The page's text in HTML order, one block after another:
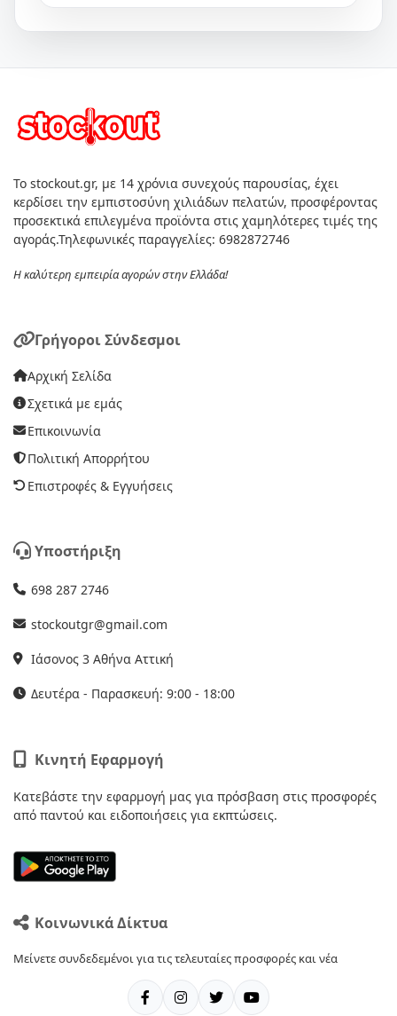
Το stockout.gr, με 14 χρόνια συνεχούς παρουσίας, έχει
κερδίσει την εμπιστοσύνη χιλιάδων πελατών, προσφέροντας
προσεκτικά επιλεγμένα προϊόντα στις χαμηλότερες τιμές της
αγοράς.Τηλεφωνικές παραγγελίες: 6982872746
Η καλύτερη εμπειρία αγορών στην Ελλάδα!
Γρήγοροι Σύνδεσμοι
Αρχική Σελίδα
Σχετικά με εμάς
Επικοινωνία
Πολιτική Απορρήτου
Επιστροφές & Εγγυήσεις
Υποστήριξη
698 287 2746
stockoutgr@gmail.com
Ιάσονος 3 Αθήνα Αττική
Δευτέρα - Παρασκευή: 9:00 - 18:00
Κινητή Εφαρμογή
Κατεβάστε την εφαρμογή μας για πρόσβαση στις προσφορές
από παντού και ειδοποιήσεις για εκπτώσεις.
Κοινωνικά Δίκτυα
Μείνετε συνδεδεμένοι για τις τελευταίες προσφορές και νέα